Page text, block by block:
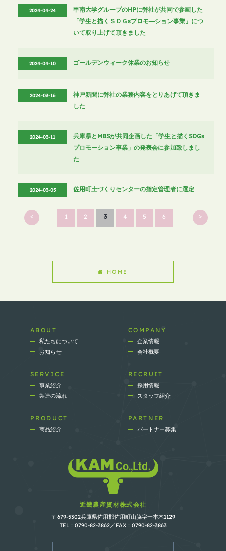
2024-04-24
甲南大学グループのHPに弊社が共同で参画した
「学生と描くＳＤＧsプロモ―ション事業」につ
いて取り上げて頂きました
2024-04-10 ゴールデンウィーク休業のお知らせ
2024-03-16
神戸新聞に弊社の業務内容をとりあげて頂きま
した
2024-03-11
兵庫県とMBSが共同企画した「学生と描くSDGs
プロモーション事業」の発表会に参加致しまし
た
2024-03-05 佐用町土づくりセンターの指定管理者に選定
< 1 2 3 4 5 6 >
HOME
ABOUT COMPANY
私たちについて
企業情報
お知らせ
会社概要
SERVICE RECRUIT
事業紹介
採用情報
製造の流れ
スタッフ紹介
PRODUCT PARTNER
商品紹介 パートナー募集
近畿農産資材株式会社
〒679-5302兵庫県佐用郡佐用町山脇字一本木1129
TEL：0790-82-3862／FAX：0790-82-3863